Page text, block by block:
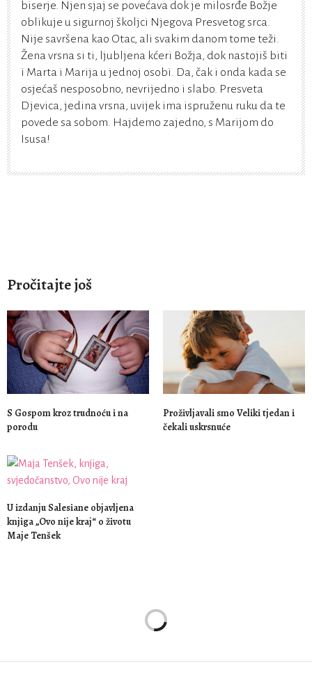
biserje. Njen sjaj se povećava dok je milosrđe Božje
oblikuje u sigurnoj školjci Njegova Presvetog srca.
Nije savršena kao Otac, ali svakim danom tome teži.
Žena vrsna si ti, ljubljena kćeri Božja, dok nastojiš biti
i Marta i Marija u jednoj osobi. Da, čak i onda kada se
osjećaš nesposobno, nevrijedno i slabo. Presveta
Djevica, jedina vrsna, uvijek ima ispruženu ruku da te
povede sa sobom. Hajdemo zajedno, s Marijom do
Isusa!
Pročitajte još
S Gospom kroz trudnoću i na
porodu
Proživljavali smo Veliki tjedan i
čekali uskrsnuće
U izdanju Salesiane objavljena
knjiga „Ovo nije kraj“ o životu
Maje Tenšek